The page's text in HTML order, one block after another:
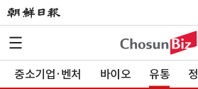
중소기업·벤처 바이오 유통